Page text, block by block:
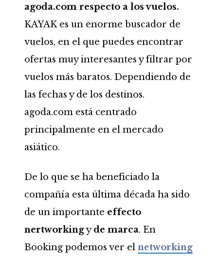
agoda.com respecto a los vuelos.
KAYAK es un enorme buscador de
vuelos, en el que puedes encontrar
ofertas muy interesantes y filtrar por
vuelos más baratos. Dependiendo de
las fechas y de los destinos.
agoda.com está centrado
principalmente en el mercado
asiático.
De lo que se ha beneficiado la
compañía esta última década ha sido
de un importante effecto
nertworkingyde marca. En
Booking podemos ver el networking